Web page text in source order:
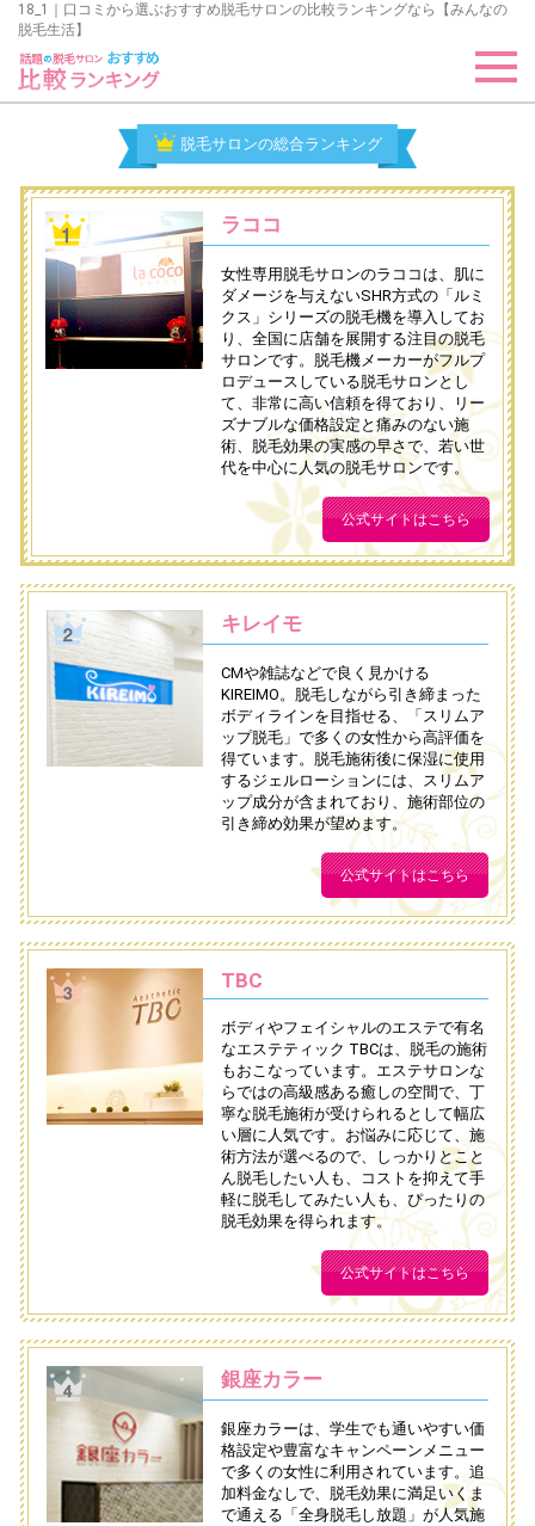
18_1｜口コミから選ぶおすすめ脱毛サロンの比較ランキングなら【みんなの
脱毛生活】
脱毛サロンの総合ランキング
ラココ
女性専用脱毛サロンのラココは、肌に
ダメージを与えないSHR方式の「ルミ
クス」シリーズの脱毛機を導入してお
り、全国に店舗を展開する注目の脱毛
サロンです。脱毛機メーカーがフルプ
ロデュースしている脱毛サロンとし
て、非常に高い信頼を得ており、リー
ズナブルな価格設定と痛みのない施
術、脱毛効果の実感の早さで、若い世
代を中心に人気の脱毛サロンです。
公式サイトはこちら
キレイモ
CMや雑誌などで良く見かける
KIREIMO。脱毛しながら引き締まった
ボディラインを目指せる、「スリムア
ップ脱毛」で多くの女性から高評価を
得ています。脱毛施術後に保湿に使用
するジェルローションには、スリムア
ップ成分が含まれており、施術部位の
引き締め効果が望めます。
公式サイトはこちら
TBC
ボディやフェイシャルのエステで有名
なエステティック TBCは、脱毛の施術
もおこなっています。エステサロンな
らではの高級感ある癒しの空間で、丁
寧な脱毛施術が受けられるとして幅広
い層に人気です。お悩みに応じて、施
術方法が選べるので、しっかりとこと
ん脱毛したい人も、コストを抑えて手
軽に脱毛してみたい人も、ぴったりの
脱毛効果を得られます。
公式サイトはこちら
銀座カラー
銀座カラーは、学生でも通いやすい価
格設定や豊富なキャンペーンメニュー
で多くの女性に利用されています。追
加料金なしで、脱毛効果に満足いくま
で通える「全身脱毛し放題」が人気施